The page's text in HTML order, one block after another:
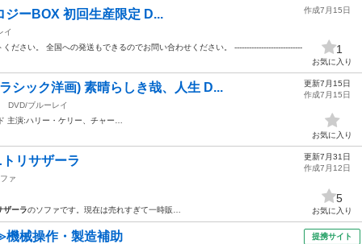
ーBOX 初回生産限定 D...
イ
ださい。 全国への発送もできるのでお問い合わせください。 ----------------------------
作成7月15日
1
お気に入り
シック洋画) 素晴らしき哉、人生 D...
DVD/ブルーレイ
主演:ハリー・ケリー、チャー…
更新7月15日
作成7月15日
お気に入り
リサザーラ
ァ
ザーラのソファです。現在は売れすぎて一時販…
更新7月31日
作成7月12日
5
お気に入り
械操作・製造補助 提携サイト